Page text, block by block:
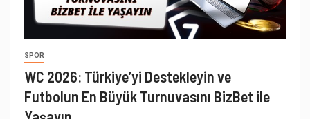
SPOR
WC 2026: Türkiye’yi Destekleyin ve
Futbolun En Büyük Turnuvasını BizBet ile